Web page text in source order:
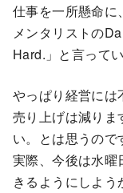
仕事を一所懸命に
メンタリストの
Hard.」と言ってい
やっぱり経営には
売り上げは減りま
い。とは思うので
実際、今後は水
きるようにしよ